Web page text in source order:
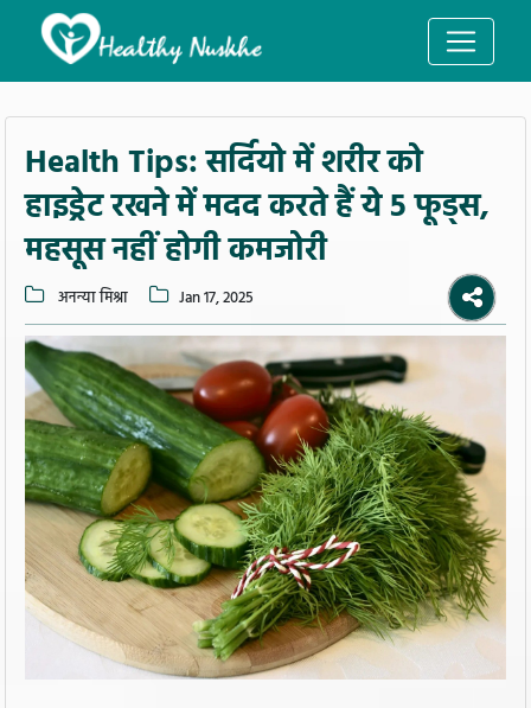
Health Tips: सर्दियो में शरीर को
हाइड्रेट रखने में मदद करते हैं ये 5 फूड्स,
महसूस नहीं होगी कमजोरी
अनन्या मिश्रा Jan 17, 2025